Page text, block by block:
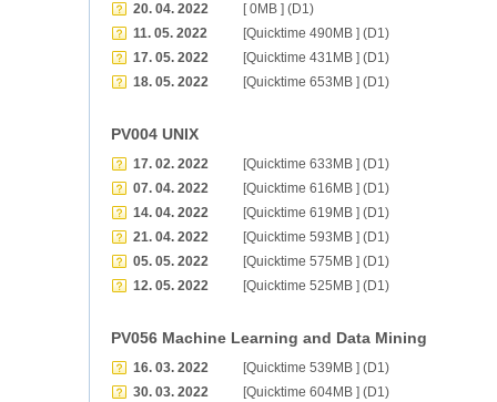
20. 04. 2022
[ 0MB ] (D1)
11. 05. 2022
[Quicktime 490MB ] (D1)
17. 05. 2022
[Quicktime 431MB ] (D1)
18. 05. 2022
[Quicktime 653MB ] (D1)
PV004 UNIX
17. 02. 2022
[Quicktime 633MB ] (D1)
07. 04. 2022
[Quicktime 616MB ] (D1)
14. 04. 2022
[Quicktime 619MB ] (D1)
21. 04. 2022
[Quicktime 593MB ] (D1)
05. 05. 2022
[Quicktime 575MB ] (D1)
12. 05. 2022
[Quicktime 525MB ] (D1)
PV056 Machine Learning and Data Mining
16. 03. 2022
[Quicktime 539MB ] (D1)
30. 03. 2022
[Quicktime 604MB ] (D1)